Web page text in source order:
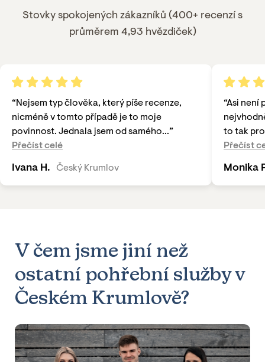
Stovky spokojených zákazníků (400+ recenzí s
průměrem 4,93 hvězdiček)
“Nejsem typ člověka, který píše recenze,
nicméně v tomto případě je to moje
povinnost. Jednala jsem od samého...”
Přečíst celé
Ivana H. Český Krumlov
“Asi není
to tak
Přečíst
Monika
V čem jsme jiní než
ostatní pohřební služby v
Českém Krumlově?